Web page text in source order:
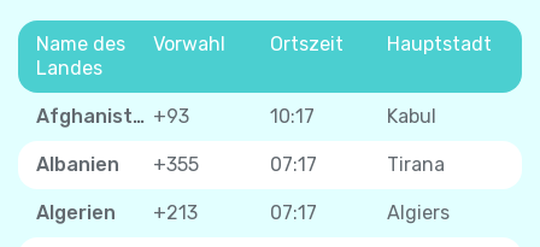
Name des
Landes
Vorwahl Ortszeit Hauptstadt
Afghanistan +93 10:17 Kabul
Albanien +355 07:17 Tirana
Algerien +213 07:17 Algiers